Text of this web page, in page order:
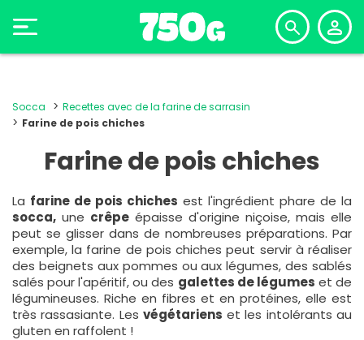
Socca
Recettes avec de la farine de sarrasin
Farine de pois chiches
Farine de pois chiches
La farine de pois chiches est l'ingrédient phare de la
socca, une crêpe épaisse d'origine niçoise, mais elle
peut se glisser dans de nombreuses préparations. Par
exemple, la farine de pois chiches peut servir à réaliser
des beignets aux pommes ou aux légumes, des sablés
salés pour l'apéritif, ou des galettes de légumes et de
légumineuses. Riche en fibres et en protéines, elle est
très rassasiante. Les végétariens et les intolérants au
gluten en raffolent !